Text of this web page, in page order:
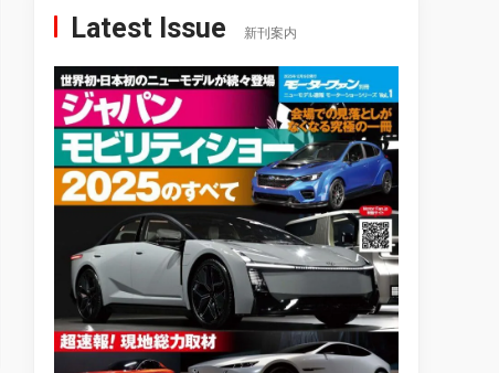
Latest Issue 新刊案内